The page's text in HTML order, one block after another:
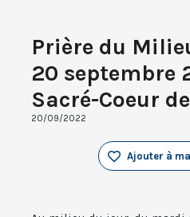
Prière du
20 septembre
Sacré-Coeur
20/09/2022
Ajouter à